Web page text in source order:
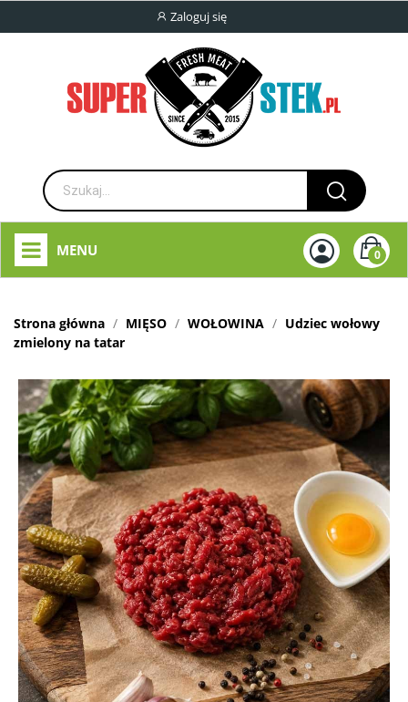
Zaloguj się
0
MENU
Strona główna MIĘSO WOŁOWINA
Udziec wołowy
zmielony na tatar